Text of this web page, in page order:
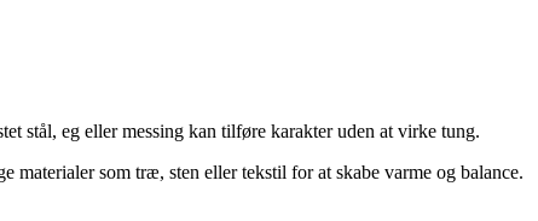
stål, eg eller messing kan tilføre karakter uden at virke tung.
som træ, sten eller tekstil for at skabe varme og balance.